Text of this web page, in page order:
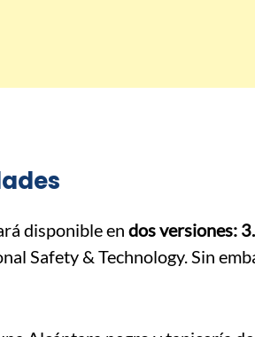
disponible en dos versiones:
Safety & Technology. Sin